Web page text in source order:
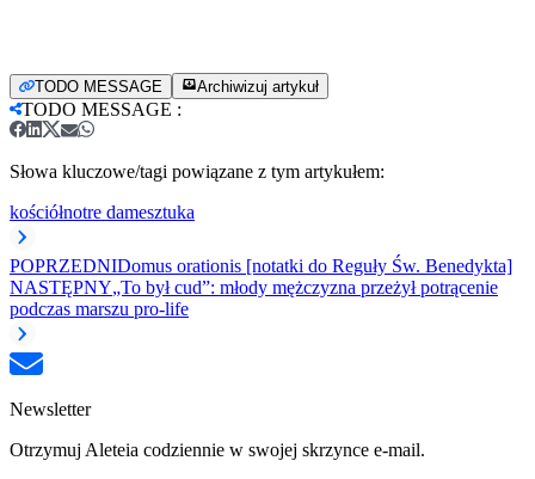
TODO MESSAGE Archiwizuj artykuł
TODO MESSAGE :
Słowa kluczowe/tagi powiązane z tym artykułem:
kościółnotre damesztuka
POPRZEDNIDomus orationis [notatki do Reguły Św. Benedykta]
NASTĘPNY„To był cud”: młody mężczyzna przeżył potrącenie
podczas marszu pro-life
Newsletter
Otrzymuj Aleteia codziennie w swojej skrzynce e-mail.